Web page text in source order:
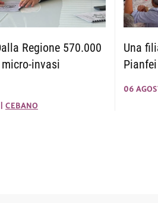
Regione 570.000
invasi
CEBANO
Una
06